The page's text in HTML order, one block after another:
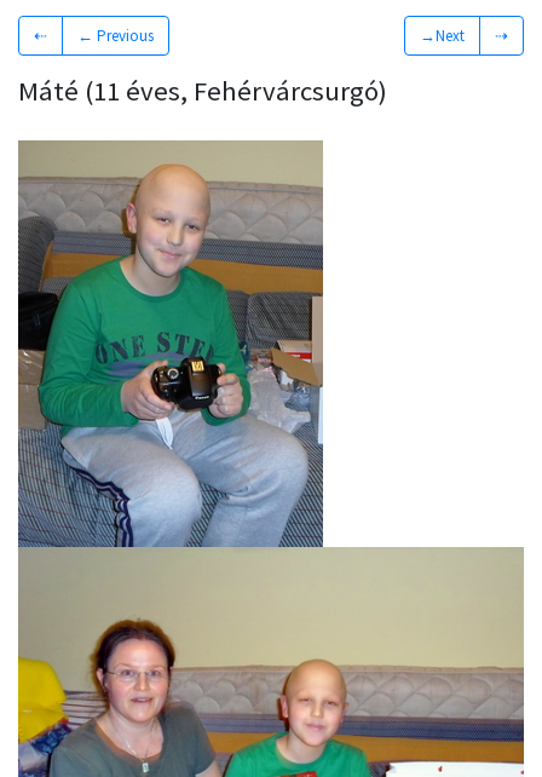
⇠ ← Previous →Next ⇢
Máté (11 éves, Fehérvárcsurgó)